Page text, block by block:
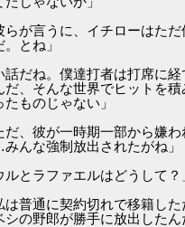
らが言うに、イチローはた
とね」
話だね。僕達打者は打席に
だ、そんな世界でヒットを積
ものじゃない」
だ、彼が一時期一部から嫌
な強制放出されたがね」
とラファエルはどうして？
は普通に契約切れで移籍した
シの野郎が勝手に放出したん